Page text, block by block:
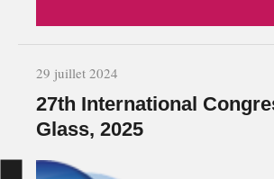
29 juillet 2024
27th International
Glass, 2025